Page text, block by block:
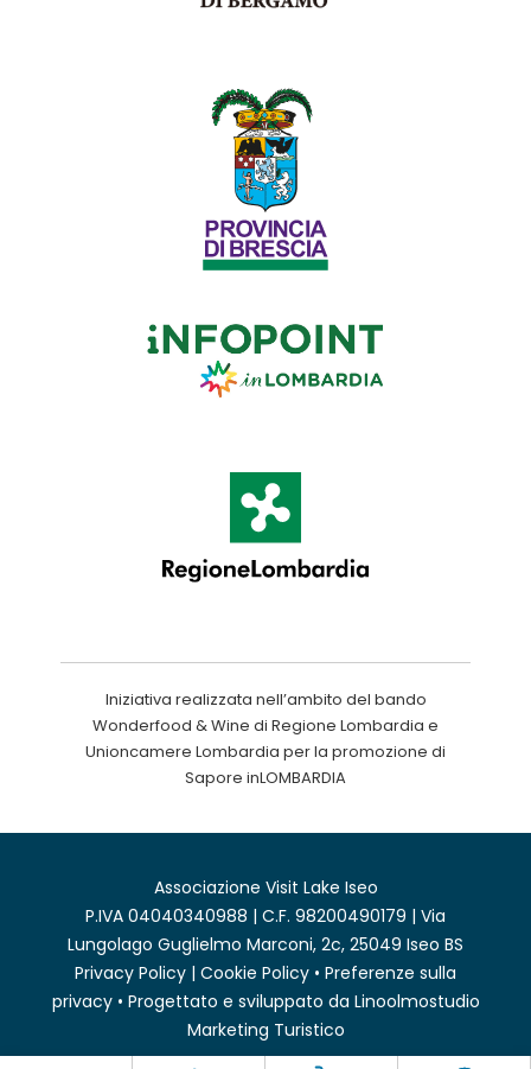
Iniziativa realizzata nell’ambito del bando
Wonderfood & Wine di Regione Lombardia e
Unioncamere Lombardia per la promozione di
Sapore inLOMBARDIA
Associazione Visit Lake Iseo
P.IVA 04040340988 | C.F. 98200490179 | Via
Lungolago Guglielmo Marconi, 2c, 25049 Iseo BS
Privacy Policy | Cookie Policy • Preferenze sulla
privacy• Progettato e sviluppato da Linoolmostudio
Marketing Turistico